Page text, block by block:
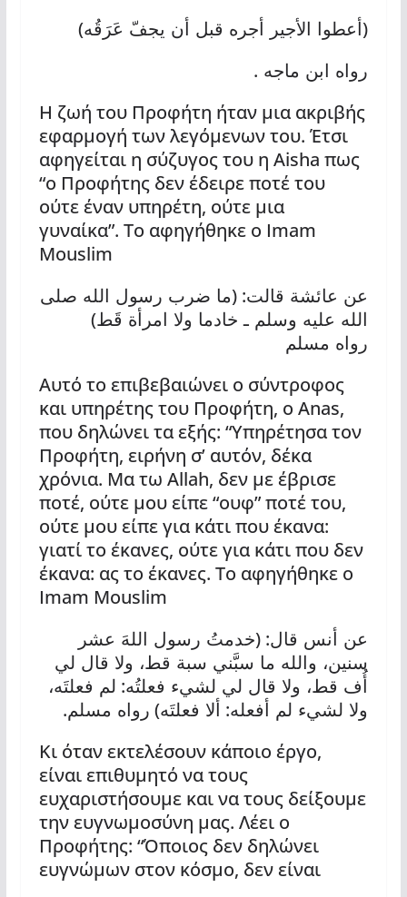
(أعطوا الأجير أجره قبل أن يجفّ عَرَقُه)
رواه ابن ماجه .
Η ζωή του Προφήτη ήταν μια ακριβής
εφαρμογή των λεγόμενων του. Έτσι
αφηγείται η σύζυγος του η Aisha πως
“ο Προφήτης δεν έδειρε ποτέ του
ούτε έναν υπηρέτη, ούτε μια
γυναίκα”. Το αφηγήθηκε ο Imam
Mouslim
عن عائشة قالت: (ما ضرب رسول الله صلى
الله عليه وسلم ـ خادما ولا امرأة قَط)
رواه مسلم
Αυτό το επιβεβαιώνει ο σύντροφος
και υπηρέτης του Προφήτη, ο Anas,
που δηλώνει τα εξής: “Υπηρέτησα τον
Προφήτη, ειρήνη σ’ αυτόν, δέκα
χρόνια. Μα τω Allah, δεν με έβρισε
ποτέ, ούτε μου είπε “ουφ” ποτέ του,
ούτε μου είπε για κάτι που έκανα:
γιατί το έκανες, ούτε για κάτι που δεν
έκανα: ας το έκανες. Το αφηγήθηκε ο
Imam Mouslim
عن أنس قال: (خدمتُ رسول اللهَ عشر
سنين، والله ما سبَّني سبة قط، ولا قال لي
أُف قط، ولا قال لي لشيء فعلتُه: لم فعلتَه،
ولا لشيء لم أفعله: ألا فعلتَه) رواه مسلم.
Κι όταν εκτελέσουν κάποιο έργο,
είναι επιθυμητό να τους
ευχαριστήσουμε και να τους δείξουμε
την ευγνωμοσύνη μας. Λέει ο
Προφήτης: “Όποιος δεν δηλώνει
ευγνώμων στον κόσμο, δεν είναι